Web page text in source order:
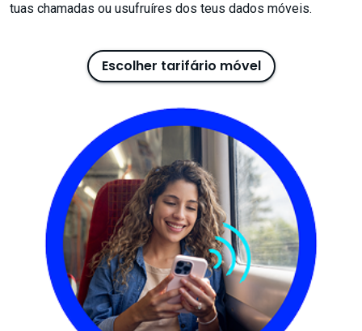
tuas chamadas ou usufruíres dos teus dados móveis.
Escolher tarifário móvel